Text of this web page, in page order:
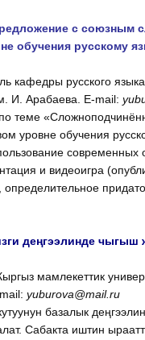
с союзным
обучения русскому
кафедры русского
И. Арабаева. E-mail:
по теме
уровне обучения
современных
и видеоигра
деңгээлинде
мамлекеттик
yuburova@mail.ru
базалык
Сабакта иштин